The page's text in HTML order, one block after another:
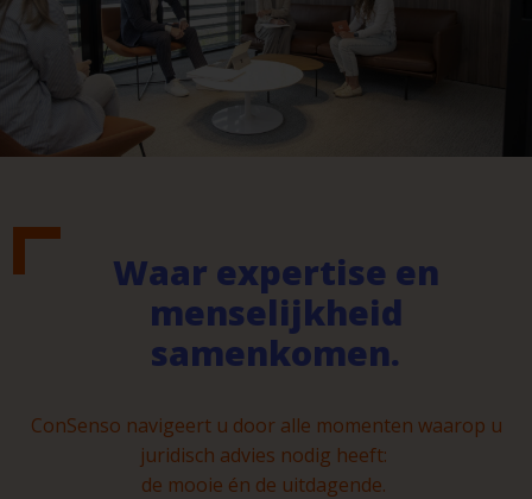
Waar expertise en
menselijkheid
samenkomen.
ConSenso navigeert u door alle momenten waarop u
juridisch advies nodig heeft:
de mooie én de uitdagende.